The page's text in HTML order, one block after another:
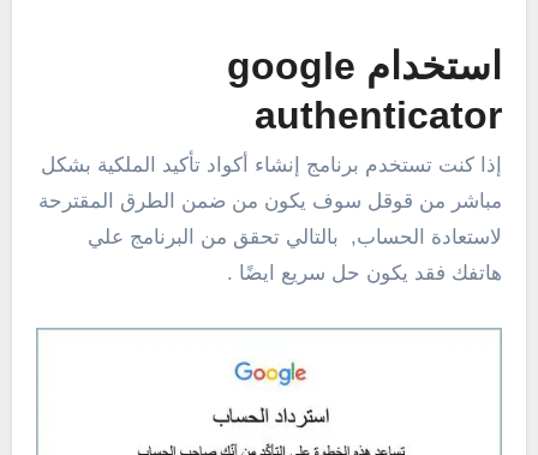
استخدام google
authenticator
إذا كنت تستخدم برنامج إنشاء أكواد تأكيد الملكية بشكل
مباشر من قوقل سوف يكون من ضمن الطرق المقترحة
لاستعادة الحساب, بالتالي تحقق من البرنامج علي
هاتفك فقد يكون حل سريع ايضًا .